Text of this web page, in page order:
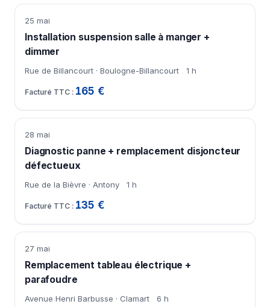
25 mai
Installation suspension salle à manger +
dimmer
Rue de Billancourt · Boulogne-Billancourt 1 h
165 €
28 mai
Diagnostic panne + remplacement disjoncteur
défectueux
Rue de la Bièvre · Antony 1 h
135 €
27 mai
Remplacement tableau électrique +
parafoudre
Avenue Henri Barbusse · Clamart 6 h